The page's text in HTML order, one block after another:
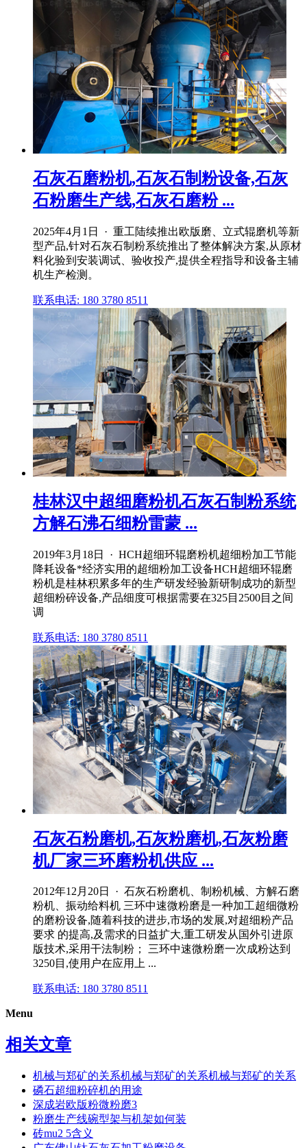
石灰石磨粉机,石灰石制粉设备,石灰
石粉磨生产线,石灰石磨粉 ...
2025年4月1日 · 重工陆续推出欧版磨、立式辊磨机等新
型产品,针对石灰石制粉系统推出了整体解决方案,从原材
料化验到安装调试、验收投产,提供全程指导和设备主辅
机生产检测。
联系电话: 180 3780 8511
桂林汉中超细磨粉机石灰石制粉系统
方解石沸石细粉雷蒙 ...
2019年3月18日 · HCH超细环辊磨粉机超细粉加工节能
降耗设备*经济实用的超细粉加工设备HCH超细环辊磨
粉机是桂林积累多年的生产研发经验新研制成功的新型
超细粉碎设备,产品细度可根据需要在325目2500目之间
调
联系电话: 180 3780 8511
石灰石粉磨机,石灰粉磨机,石灰粉磨
机厂家三环磨粉机供应 ...
2012年12月20日 · 石灰石粉磨机、制粉机械、方解石磨
粉机、振动给料机 三环中速微粉磨是一种加工超细微粉
的磨粉设备,随着科技的进步,市场的发展,对超细粉产品
要求 的提高,及需求的日益扩大,重工研发从国外引进原
版技术,采用干法制粉； 三环中速微粉磨一次成粉达到
3250目,使用户在应用上 ...
联系电话: 180 3780 8511
Menu
相关文章
机械与郑矿的关系机械与郑矿的关系机械与郑矿的关系
磷石超细粉碎机的用途
深成岩欧版粉微粉磨3
粉磨生产线碗型架与机架如何装
砖mu2 5含义